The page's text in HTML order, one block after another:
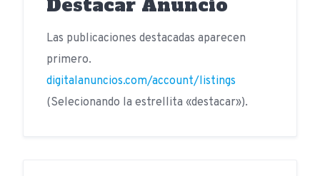
Destacar Anuncio
Las publicaciones destacadas aparecen
primero.
digitalanuncios.com/account/listings
(Selecionando la estrellita «destacar»).